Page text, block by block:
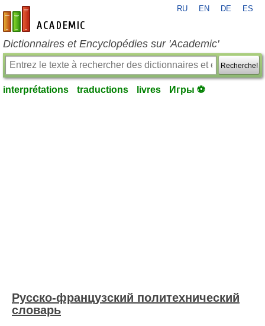
fr-academic.com
RU EN DE ES
Dictionnaires et Encyclopédies sur 'Academic'
Recherche!
interprétations traductions livres Игры ⚽
Русско-французский политехнический
словарь